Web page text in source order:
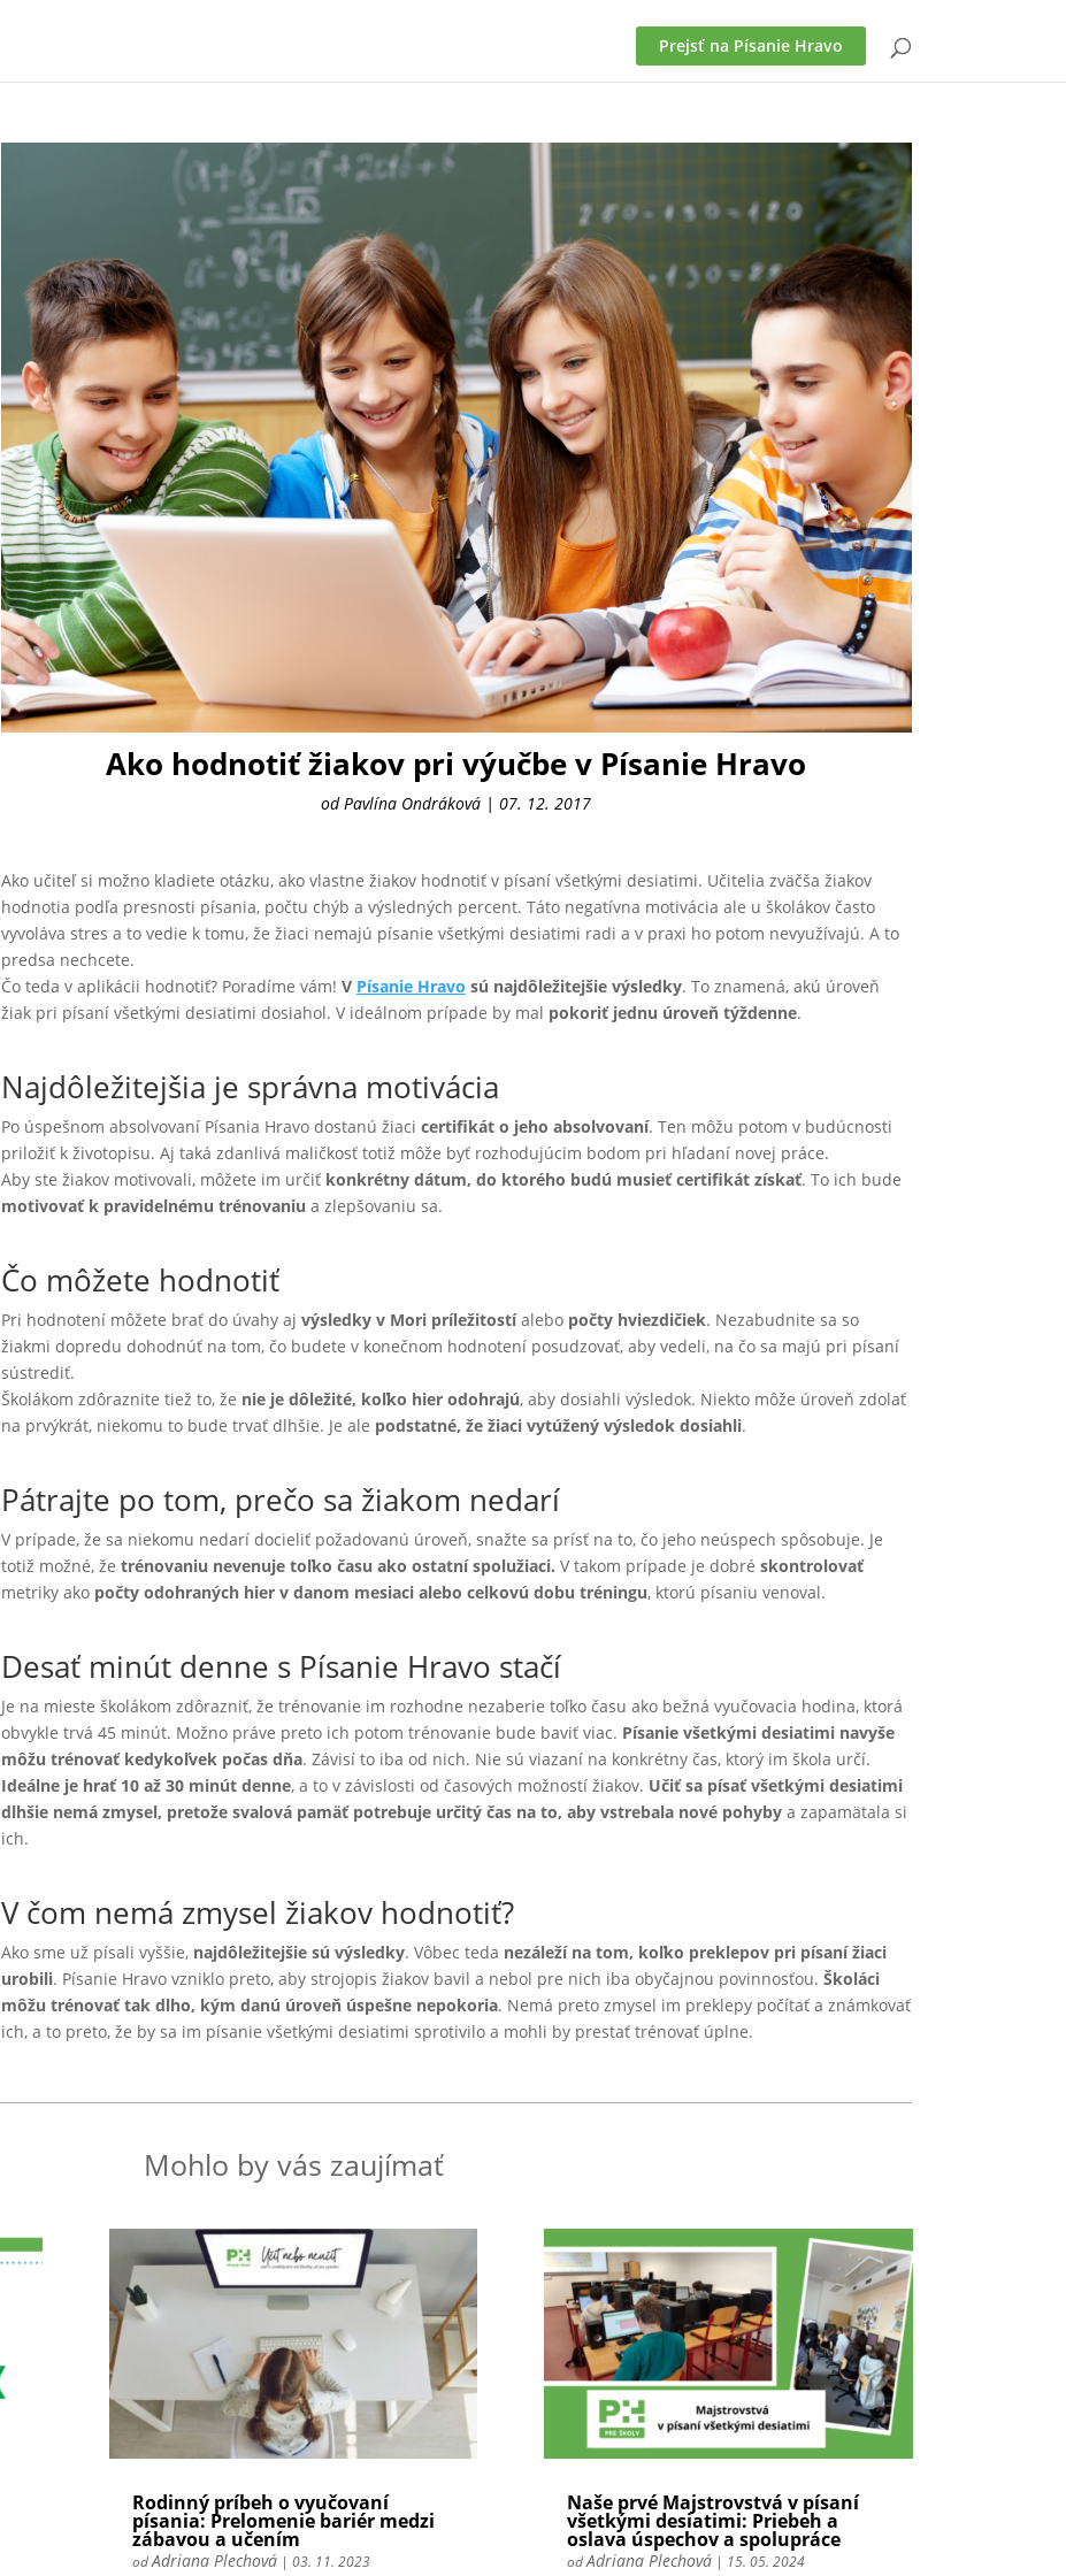
Prejsť na Písanie Hravo
Ako hodnotiť žiakov pri výučbe v Písanie Hravo
odPavlína Ondráková |07. 12. 2017
Ako učiteľ si možno kladiete otázku, ako vlastne žiakov hodnotiť v písaní všetkými desiatimi. Učitelia zväčša žiakov
hodnotia podľa presnosti písania, počtu chýb a výsledných percent. Táto negatívna motivácia ale u školákov často
vyvoláva stres a to vedie k tomu, že žiaci nemajú písanie všetkými desiatimi radi a v praxi ho potom nevyužívajú. A to
predsa nechcete.
Čo teda v aplikácii hodnotiť? Poradíme vám! V Písanie Hravo sú najdôležitejšie výsledky. To znamená, akú úroveň
žiak pri písaní všetkými desiatimi dosiahol. V ideálnom prípade by mal pokoriť jednu úroveň týždenne.
Najdôležitejšia je správna motivácia
Po úspešnom absolvovaní Písania Hravo dostanú žiaci certifikát o jeho absolvovaní. Ten môžu potom v budúcnosti
priložiť k životopisu. Aj taká zdanlivá maličkosť totiž môže byť rozhodujúcim bodom pri hľadaní novej práce.
Aby ste žiakov motivovali, môžete im určiť konkrétny dátum, do ktorého budú musieť certifikát získať. To ich bude
motivovať k pravidelnému trénovaniu a zlepšovaniu sa.
Čo môžete hodnotiť
Pri hodnotení môžete brať do úvahy aj výsledky v Mori príležitostíalebo počty hviezdičiek. Nezabudnite sa so
žiakmi dopredu dohodnúť na tom, čo budete v konečnom hodnotení posudzovať, aby vedeli, na čo sa majú pri písaní
sústrediť.
Školákom zdôraznite tiež to, že nie je dôležité, koľko hier odohrajú, aby dosiahli výsledok. Niekto môže úroveň zdolať
na prvýkrát, niekomu to bude trvať dlhšie. Je ale podstatné, že žiaci vytúžený výsledok dosiahli.
Pátrajte po tom, prečo sa žiakom nedarí
V prípade, že sa niekomu nedarí docieliť požadovanú úroveň, snažte sa prísť na to, čo jeho neúspech spôsobuje. Je
totiž možné, že trénovaniu nevenuje toľko času ako ostatní spolužiaci. V takom prípade je dobré skontrolovať
metriky akopočty odohraných hier v danom mesiaci alebo celkovú dobu tréningu, ktorú písaniu venoval.
Desať minút denne s Písanie Hravo stačí
Je na mieste školákom zdôrazniť, že trénovanie im rozhodne nezaberie toľko času ako bežná vyučovacia hodina, ktorá
obvykle trvá 45 minút. Možno práve preto ich potom trénovanie bude baviť viac. Písanie všetkými desiatimi navyše
môžu trénovať kedykoľvek počas dňa. Závisí to iba od nich. Nie sú viazaní na konkrétny čas, ktorý im škola určí.
Ideálne je hrať 10 až 30 minút denne, a to v závislosti od časových možností žiakov. Učiť sa písať všetkými desiatimi
dlhšie nemá zmysel, pretože svalová pamäť potrebuje určitý čas na to, aby vstrebala nové pohybya zapamätala si
ich.
V čom nemá zmysel žiakov hodnotiť?
Ako sme už písali vyššie, najdôležitejšie sú výsledky. Vôbec teda nezáleží na tom, koľko preklepov pri písaní žiaci
urobili. Písanie Hravo vzniklo preto, aby strojopis žiakov bavil a nebol pre nich iba obyčajnou povinnosťou. Školáci
môžu trénovať tak dlho, kým danú úroveň úspešne nepokoria. Nemá preto zmysel im preklepy počítať a známkovať
ich, a to preto, že by sa im písanie všetkými desiatimi sprotivilo a mohli by prestať trénovať úplne.
Mohlo by vás zaujímať
Rodinný príbeh o vyučovaní
písania: Prelomenie bariér medzi
zábavou a učením
odAdriana Plechová| 03. 11. 2023
Naše prvé Majstrovstvá v písaní
všetkými desiatimi: Priebeh a
oslava úspechov a spolupráce
odAdriana Plechová| 15. 05. 2024